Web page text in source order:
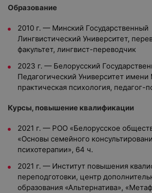
Образование
2010 г. — Минский Государственный
Лингвистический Университет,
факультет, лингвист-переводчик
2023 г. — Белорусский
Педагогический Университет имени
практическая психология, педагог-
Курсы, повышение квалификации
2021 г. — РОО «Белорусское
«Основы семейного
психотерапии», 64 ч.
2021 г. — Институт повышения
переподготовки, центр
образования «Альтернатива»,